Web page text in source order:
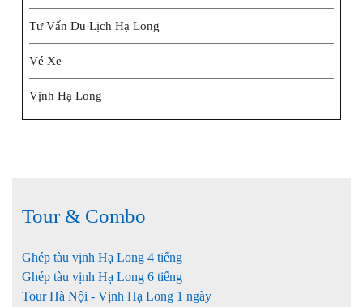
Tư Vấn Du Lịch Hạ Long
Vé Xe
Vịnh Hạ Long
Tour & Combo
Ghép tàu vịnh Hạ Long 4 tiếng
Ghép tàu vịnh Hạ Long 6 tiếng
Tour Hà Nội - Vịnh Hạ Long 1 ngày